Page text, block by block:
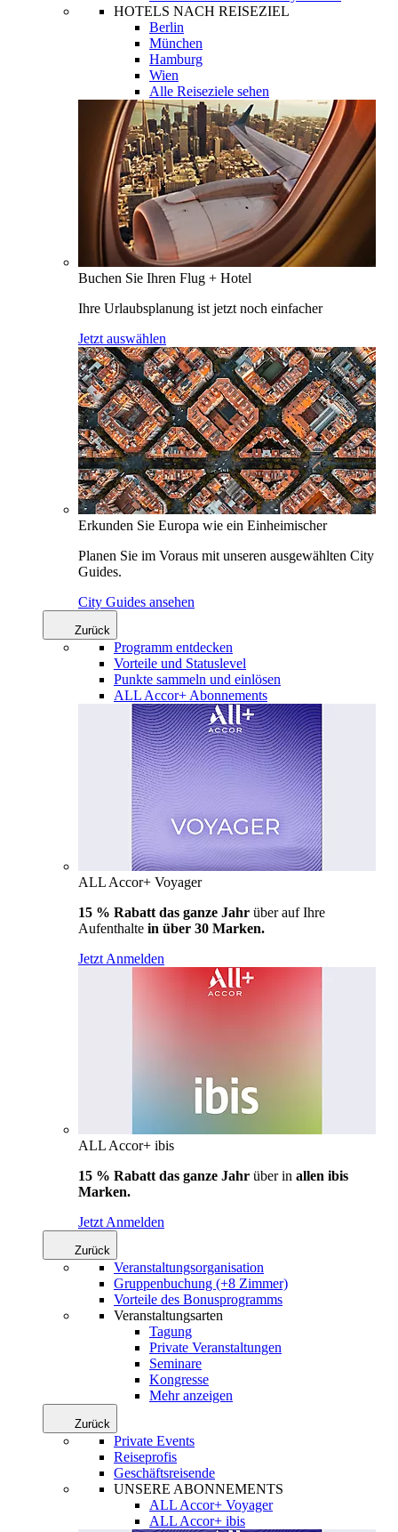
HOTELS NACH REISEZIEL
Berlin
München
Hamburg
Wien
Alle Reiseziele sehen
Buchen Sie Ihren Flug + Hotel
Ihre Urlaubsplanung ist jetzt noch einfacher
Jetzt auswählen
Erkunden Sie Europa wie ein Einheimischer
Planen Sie im Voraus mit unseren ausgewählten City
Guides.
City Guides ansehen
Zurück
Programm entdecken
Vorteile und Statuslevel
Punkte sammeln und einlösen
ALL Accor+ Abonnements
ALL Accor+ Voyager
15 % Rabatt das ganze Jahr über auf Ihre
Aufenthalte in über 30 Marken.
Jetzt Anmelden
ALL Accor+ ibis
15 % Rabatt das ganze Jahr über in allen ibis
Marken.
Jetzt Anmelden
Zurück
Veranstaltungsorganisation
Gruppenbuchung (+8 Zimmer)
Vorteile des Bonusprogramms
Veranstaltungsarten
Tagung
Private Veranstaltungen
Seminare
Kongresse
Mehr anzeigen
Zurück
Private Events
Reiseprofis
Geschäftsreisende
UNSERE ABONNEMENTS
ALL Accor+ Voyager
ALL Accor+ ibis